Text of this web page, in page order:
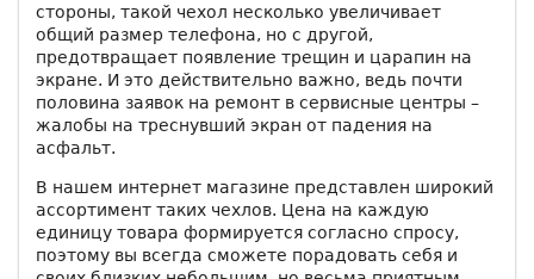
стороны, такой чехол несколько увеличивает
общий размер телефона, но с другой,
предотвращает появление трещин и царапин на
экране. И это действительно важно, ведь почти
половина заявок на ремонт в сервисные центры –
жалобы на треснувший экран от падения на
асфальт.
В нашем интернет магазине представлен широкий
ассортимент таких чехлов. Цена на каждую
единицу товара формируется согласно спросу,
поэтому вы всегда сможете порадовать себя и